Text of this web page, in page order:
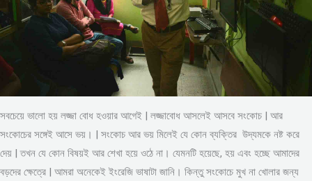
সবচেয়ে ভালো হয় লজ্জা বোধ হওয়ার আগেই | লজ্জাবোধ আসলেই আসবে সংকোচ | আর
সংকোচের সঙ্গেই আসে ভয়। | সংকোচ আর ভয় মিলেই যে কোন ব্যক্তির উদ্যমকে নষ্ট করে
দেয় | তখন যে কোন বিষয়ই আর শেখা হয়ে ওঠে না। যেমনটি হয়েছে, হয় এবং হচ্ছে আমাদের
বড়দের ক্ষেত্রে | আমরা অনেকেই ইংরেজি ভাষাটা জানি। কিন্তু সংকোচে মুখ না খোলার জন্য